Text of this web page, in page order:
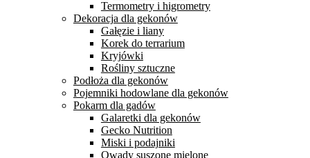
Termometry i higrometry
Dekoracja dla gekonów
Gałęzie i liany
Korek do terrarium
Kryjówki
Rośliny sztuczne
Podłoża dla gekonów
Pojemniki hodowlane dla gekonów
Pokarm dla gadów
Galaretki dla gekonów
Gecko Nutrition
Miski i podajniki
Owady suszone mielone